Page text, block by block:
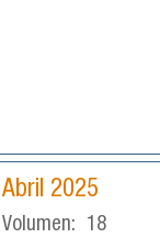
Abril 2025
Volumen:
18